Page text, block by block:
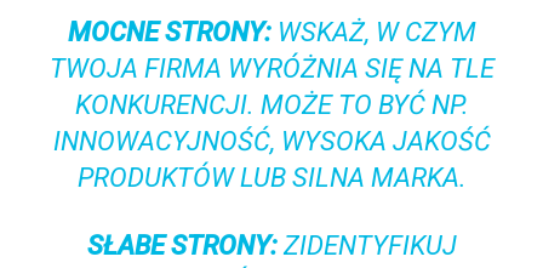
MOCNE STRONY:WSKAŻ, W CZYM
TWOJA FIRMA WYRÓŻNIA SIĘ NA TLE
KONKURENCJI. MOŻE TO BYĆ NP.
INNOWACYJNOŚĆ, WYSOKA JAKOŚĆ
PRODUKTÓW LUB SILNA MARKA.
SŁABE STRONY:ZIDENTYFIKUJ